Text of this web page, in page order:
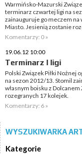
Warmińsko-Mazurski
terminarz czwartej ligi na
zainauguruje go meczem na
Miasto. Jesienią zostanie
Komentarzy: 0 »
19.06.12 10:00
Terminarz I ligi
Polski Związek Piłki Nożnej
na sezon 2012/13. Stomil
własnym boisku z
rozegranych 17 kolejek.
Komentarzy: 6 »
WYSZUKIWARKA
Kategorie